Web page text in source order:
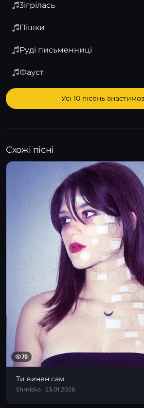
3ігрілась
Пішки
Руді письменниці
Фауст
Усі 10 пісень
Схожі пісні
70
Ти винен сам
Shmiska · 23.01.2026